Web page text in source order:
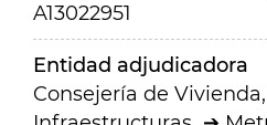
A13022951
Entidad adjudicadora
Consejería de